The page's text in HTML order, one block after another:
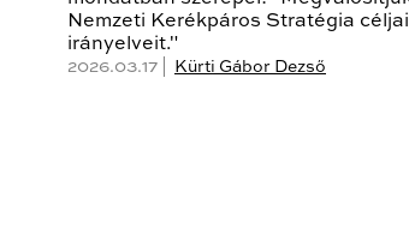
Nemzeti Kerékpáros Stratégia
irányelveit."
2026.03.17 | Kürti Gábor Dezső